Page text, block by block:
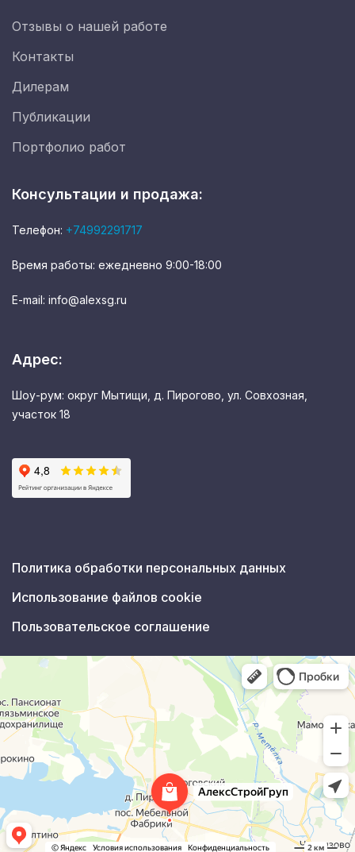
Отзывы о нашей работе
Контакты
Дилерам
Публикации
Портфолио работ
Консультации и продажа:
Телефон: +74992291717
Время работы: ежедневно 9:00-18:00
E-mail: info@alexsg.ru
Адрес:
Шоу-рум: округ Мытищи, д. Пирогово, ул. Совхозная,
участок 18
Политика обработки персональных данных
Использование файлов cookie
Пользовательское соглашение